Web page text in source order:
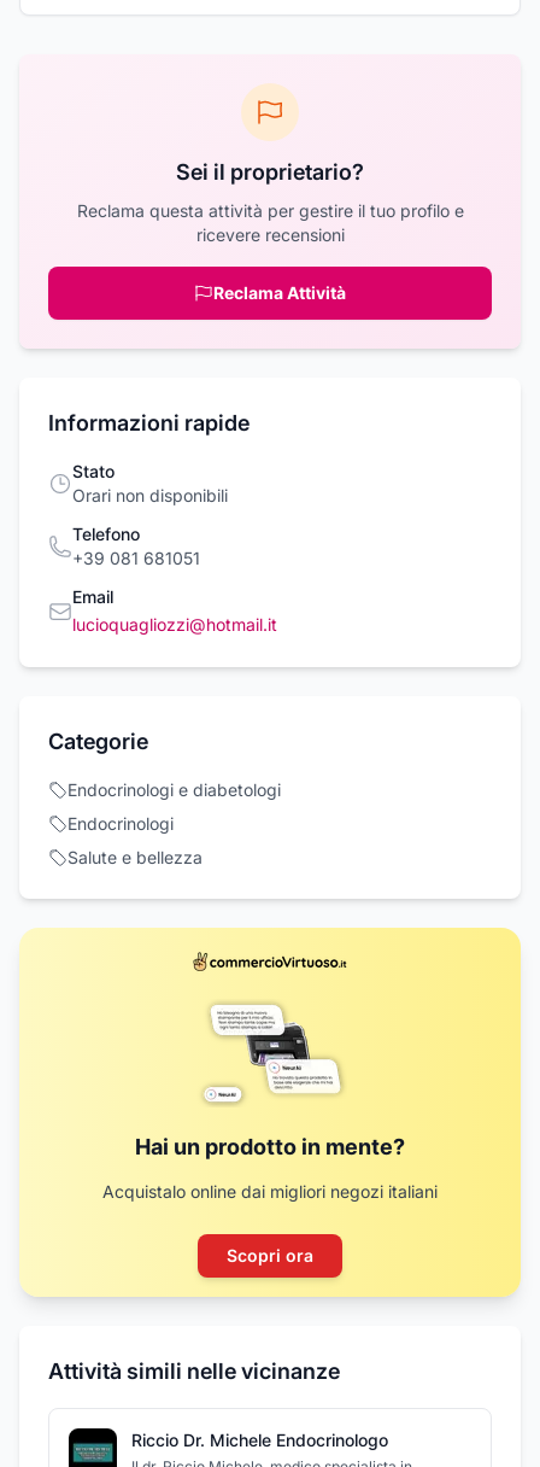
Sei il proprietario?
Reclama questa attività per gestire il tuo profilo e
ricevere recensioni
Reclama Attività
Informazioni rapide
Stato
Orari non disponibili
Telefono
+39 081 681051
Email
lucioquagliozzi@hotmail.it
Categorie
Endocrinologi e diabetologi
Endocrinologi
Salute e bellezza
Hai un prodotto in mente?
Acquistalo online dai migliori negozi italiani
Scopri ora
Attività simili nelle vicinanze
Riccio Dr. Michele Endocrinologo